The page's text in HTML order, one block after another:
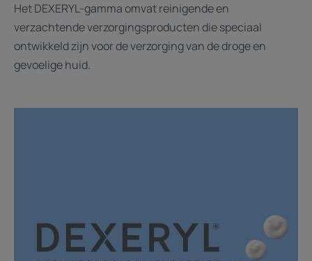
Het DEXERYL-gamma omvat reinigende en
verzachtende verzorgingsproducten die speciaal
ontwikkeld zijn voor de verzorging van de droge en
gevoelige huid.